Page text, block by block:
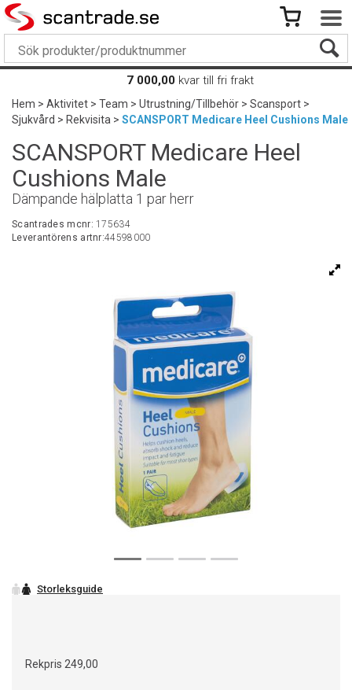
7 000,00 kvar till fri frakt
Hem>Aktivitet>Team>Utrustning/Tillbehör>Scansport>
Sjukvård>Rekvisita>SCANSPORT Medicare Heel Cushions Male
SCANSPORT Medicare Heel
Cushions Male
Dämpande hälplatta 1 par herr
Scantrades mcnr:175634
Leverantörens artnr:44598000
Rekpris 249,00